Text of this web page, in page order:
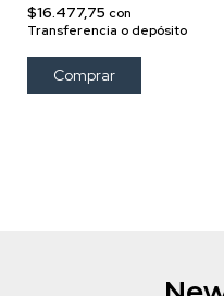
$16.477,75 con
Transferencia o depósito